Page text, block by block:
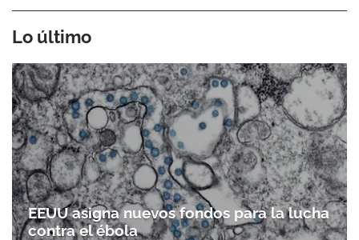
Lo último
EEUU asigna nuevos fondos para la lucha
contra el ébola